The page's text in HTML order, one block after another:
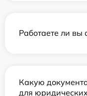
Работаете ли вы
Какую
для